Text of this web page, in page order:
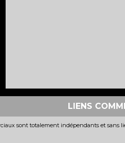
LIENS
sont totalement indépendants et sans